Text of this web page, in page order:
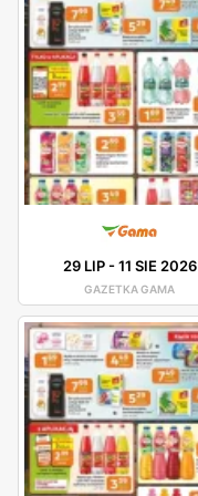
29 LIP-11 SIE 2026
GAZETKA GAMA